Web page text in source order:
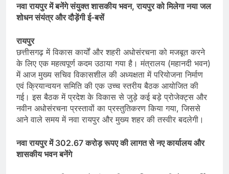
नवा रायपुर में बनेंगे संयुक्त शासकीय भवन, रायपुर को मिलेगा नया जल
शोधन संयंत्र और दौड़ेंगी ई-बसें
रायपुर
छत्तीसगढ़ में विकास कार्यों और शहरी अधोसंरचना को मजबूत करने
के लिए एक महत्वपूर्ण कदम उठाया गया है। मंत्रालय (महानदी भवन)
में आज मुख्य सचिव विकासशील की अध्यक्षता में परियोजना निर्माण
एवं क्रियान्वयन समिति की एक उच्च स्तरीय बैठक आयोजित की
गई। इस बैठक में प्रदेश के विकास से जुड़े कई बड़े प्रोजेक्ट्स और
नवीन अधोसंरचना प्रस्तावों का प्रस्तुतिकरण किया गया, जिससे
आने वाले समय में नवा रायपुर और मुख्य शहर की तस्वीर बदलेगी।
नवा रायपुर में 302.67 करोड़ रूपए की लागत से नए कार्यालय और
शासकीय भवन बनेंगे